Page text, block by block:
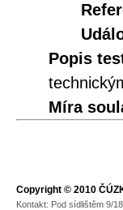
Popis
Míra
Copyright © 2010
Kontakt: Pod sídlištěm 9/